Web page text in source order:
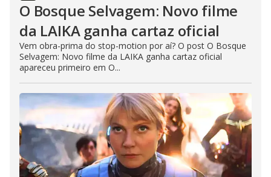
O Bosque Selvagem: Novo filme
da LAIKA ganha cartaz oficial
Vem obra-prima do stop-motion por aí? O post O Bosque
Selvagem: Novo filme da LAIKA ganha cartaz oficial
apareceu primeiro em O...